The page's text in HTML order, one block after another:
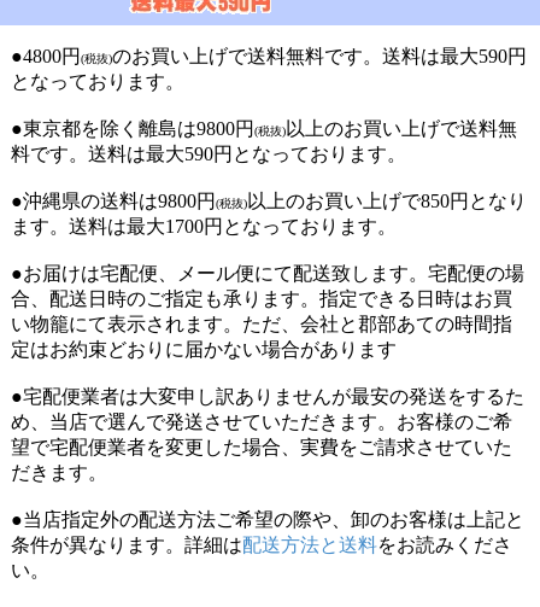
●4800円 (税抜)のお買い上げで送料無料です。送料は最大590円
となっております。
●東京都を除く離島は9800円 (税抜)以上のお買い上げで送料無
料です。送料は最大590円となっております。
●沖縄県の送料は9800円 (税抜)以上のお買い上げで850円となり
ます。送料は最大1700円となっております。
●お届けは宅配便、メール便にて配送致します。宅配便の場
合、配送日時のご指定も承ります。指定できる日時はお買
い物籠にて表示されます。ただ、会社と郡部あての時間指
定はお約束どおりに届かない場合があります
●宅配便業者は大変申し訳ありませんが最安の発送をするた
め、当店で選んで発送させていただきます。お客様のご希
望で宅配便業者を変更した場合、実費をご請求させていた
だきます。
●当店指定外の配送方法ご希望の際や、卸のお客様は上記と
条件が異なります。詳細は配送方法と送料をお読みくださ
い。